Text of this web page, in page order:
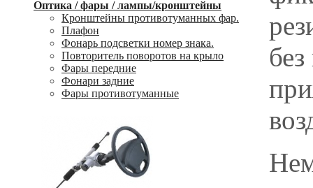
Оптика / фары / лампы/кронштейны
Кронштейны противотуманных фар.
Плафон
Фонарь подсветки номер знака.
Повторитель поворотов на крыло
Фары передние
Фонари задние
Фары противотуманные